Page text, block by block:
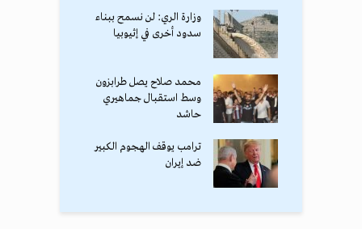
وزارة الري: لن نسمح ببناء
سدود أخرى في إثيوبيا
محمد صلاح يصل طرابزون
وسط استقبال جماهيري
حاشد
ترامب يوقف الهجوم الكبير
ضد إيران